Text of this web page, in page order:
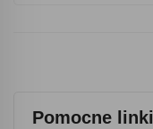
Pomocne linki